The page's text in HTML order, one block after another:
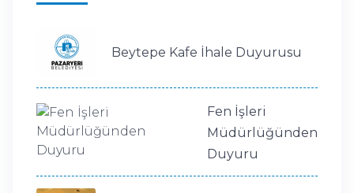
Beytepe Kafe İhale Duyurusu
Fen İşleri
Müdürlüğünden
Duyuru